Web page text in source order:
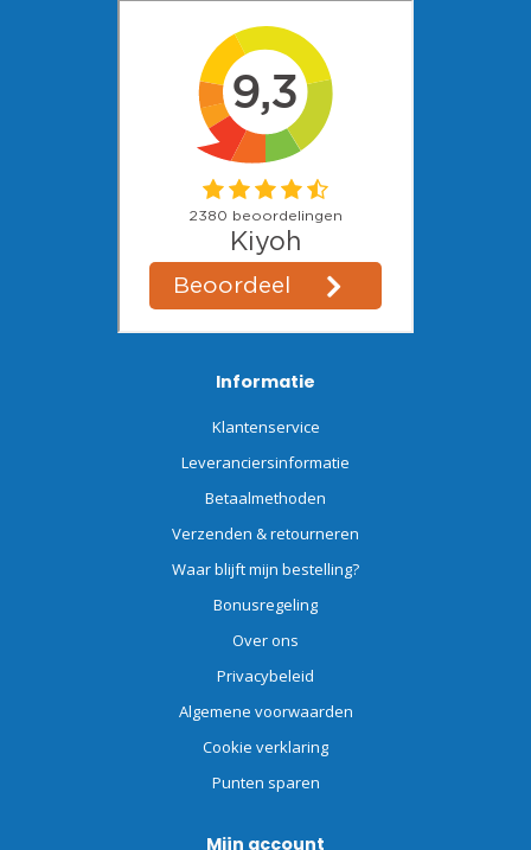
Informatie
Klantenservice
Leveranciersinformatie
Betaalmethoden
Verzenden & retourneren
Waar blijft mijn bestelling?
Bonusregeling
Over ons
Privacybeleid
Algemene voorwaarden
Cookie verklaring
Punten sparen
Mijn account